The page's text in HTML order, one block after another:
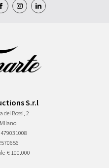
S.r.l
dei Bossi, 2
€ 100.000